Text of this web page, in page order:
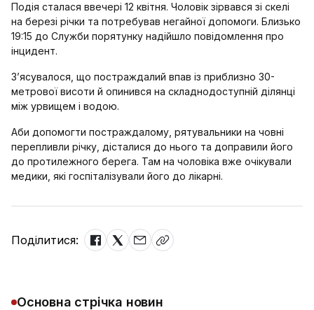
Подія сталася ввечері 12 квітня. Чоловік зірвався зі скелі
на березі річки та потребував негайної допомоги. Близько
19:15 до Служби порятунку надійшло повідомлення про
інцидент.
З’ясувалося, що постраждалий впав із приблизно 30-
метрової висоти й опинився на складнодоступній ділянці
між урвищем і водою.
Аби допомогти постраждалому, рятувальники на човні
перепливли річку, дісталися до нього та доправили його
до протилежного берега. Там на чоловіка вже очікували
медики, які госпіталізували його до лікарні.
Поділитися:
Основна стрічка новин